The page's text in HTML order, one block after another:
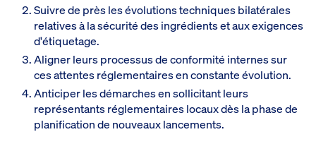
Suivre de près les évolutions techniques bilatérales
relatives à la sécurité des ingrédients et aux exigences
d'étiquetage.
Aligner leurs processus de conformité internes sur
ces attentes réglementaires en constante évolution.
Anticiper les démarches en sollicitant leurs
représentants réglementaires locaux dès la phase de
planification de nouveaux lancements.